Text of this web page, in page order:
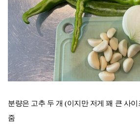
분량은 고추 두 개 (이지만 저게 꽤 큰 사
줌